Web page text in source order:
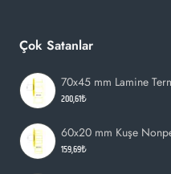
Çok Satanlar
70x45 mm Lamine
200,61₺
60x20 mm Kuşe
159,69₺